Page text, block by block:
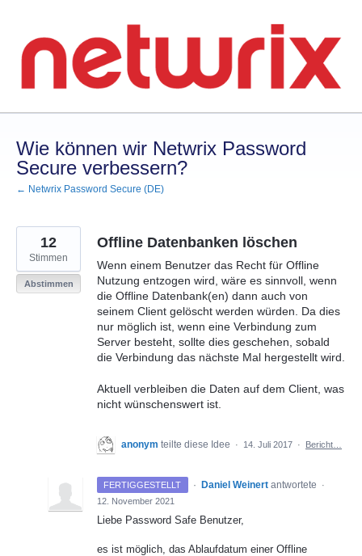
springen
Wie können wir Netwrix Password
Secure verbessern?
← Netwrix Password Secure (DE)
Offline Datenbanken löschen
Wenn einem Benutzer das Recht für Offline
Nutzung entzogen wird, wäre es sinnvoll, wenn
die Offline Datenbank(en) dann auch von
seinem Client gelöscht werden würden. Da dies
nur möglich ist, wenn eine Verbindung zum
Server besteht, sollte dies geschehen, sobald
die Verbindung das nächste Mal hergestellt wird.
Aktuell verbleiben die Daten auf dem Client, was
nicht wünschenswert ist.
12
Stimmen
Abstimmen
anonym teilte diese Idee · 14. Juli 2017 · Bericht…
FERTIGGESTELLT · Daniel Weinert antwortete
·
12. November 2021
Liebe Password Safe Benutzer,
es ist möglich, das Ablaufdatum einer Offline